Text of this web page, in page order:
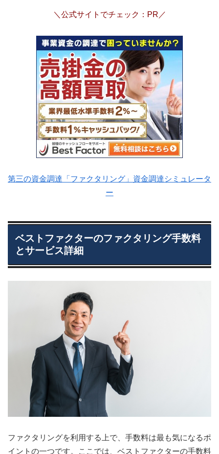
＼公式サイトでチェック：PR／
第三の資金調達「ファクタリング」資金調達シミュレータ
ー
ベストファクターのファクタリング手数料
とサービス詳細
ファクタリングを利用する上で、手数料は最も気になるポ
イントの一つです。ここでは、ベストファクターの手数料